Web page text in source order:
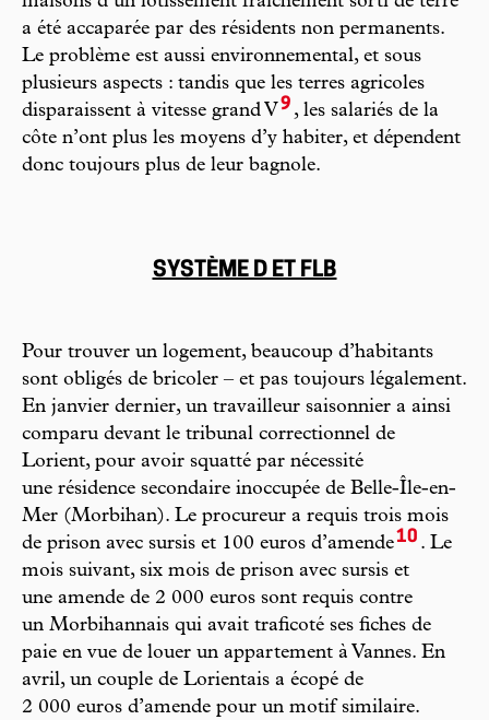
a été accaparée par des résidents non permanents.
Le problème est aussi environnemental, et sous
plusieurs aspects : tandis que les terres agricoles
disparaissent à vitesse grand V 9 , les salariés de la
côte n’ont plus les moyens d’y habiter, et dépendent
donc toujours plus de leur bagnole.
SYSTÈME D ET FLB
Pour trouver un logement, beaucoup d’habitants
sont obligés de bricoler – et pas toujours légalement.
En janvier dernier, un travailleur saisonnier a ainsi
comparu devant le tribunal correctionnel de
Lorient, pour avoir squatté par nécessité
une résidence secondaire inoccupée de Belle-Île-en-
Mer (Morbihan). Le procureur a requis trois mois
de prison avec sursis et 100 euros d’amende10 . Le
mois suivant, six mois de prison avec sursis et
une amende de 2 000 euros sont requis contre
un Morbihannais qui avait traficoté ses fiches de
paie en vue de louer un appartement à Vannes. En
avril, un couple de Lorientais a écopé de
2 000 euros d’amende pour un motif similaire.